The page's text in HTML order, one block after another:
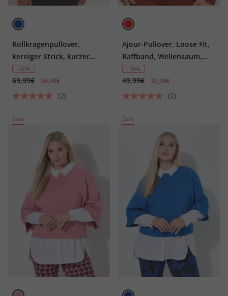
Rollkragenpullover,
kerniger Strick, kurzer
Rollkragen
- 50%
69,99€ 34,99€
(2)
Ajour-Pullover, Loose Fit,
Raffband, Wellensaum,
Langarm
- 38%
49,99€ 30,99€
(2)
Sale Sale